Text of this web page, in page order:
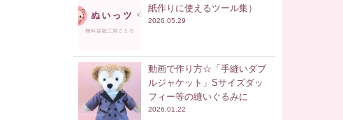
紙作りに使えるツール集）
2026.05.29
動画で作り方☆「手縫いダブ
ルジャケット」Sサイズダッ
フィー等の縫いぐるみに
2026.01.22